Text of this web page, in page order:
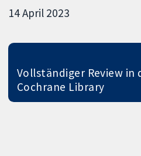
14 April 2023
Vollständiger Review in
Cochrane Library